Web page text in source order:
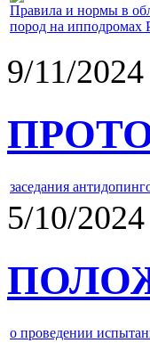
Правила и нормы в
пород на ипподромах
9/11/2024
заседания
5/10/2024
о проведении